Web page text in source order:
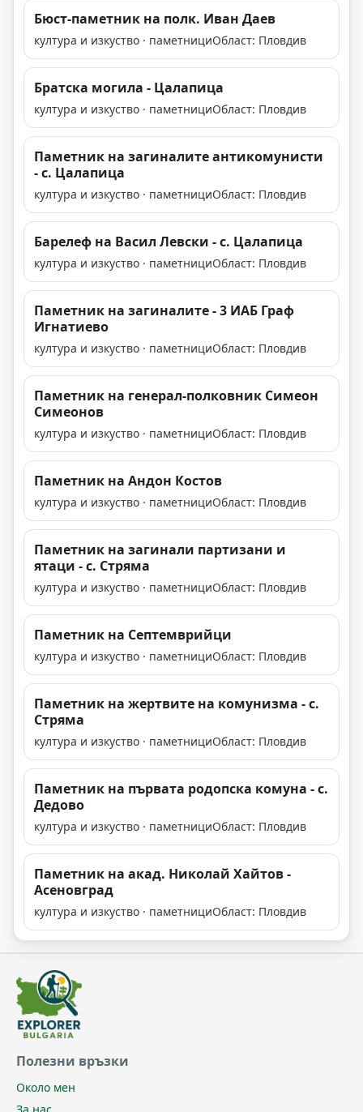
Бюст-паметник на полк. Иван Даев
култура и изкуство · паметнициОбласт: Пловдив
Братска могила - Цалапица
култура и изкуство · паметнициОбласт: Пловдив
Паметник на загиналите антикомунисти
- с. Цалапица
култура и изкуство · паметнициОбласт: Пловдив
Барелеф на Васил Левски - с. Цалапица
култура и изкуство · паметнициОбласт: Пловдив
Паметник на загиналите - 3 ИАБ Граф
Игнатиево
култура и изкуство · паметнициОбласт: Пловдив
Паметник на генерал-полковник Симеон
Симеонов
култура и изкуство · паметнициОбласт: Пловдив
Паметник на Андон Костов
култура и изкуство · паметнициОбласт: Пловдив
Паметник на загинали партизани и
ятаци - с. Стряма
култура и изкуство · паметнициОбласт: Пловдив
Паметник на Септемврийци
култура и изкуство · паметнициОбласт: Пловдив
Паметник на жертвите на комунизма - с.
Стряма
култура и изкуство · паметнициОбласт: Пловдив
Паметник на първата родопска комуна - с.
Дедово
култура и изкуство · паметнициОбласт: Пловдив
Паметник на акад. Николай Хайтов -
Асеновград
култура и изкуство · паметнициОбласт: Пловдив
Полезни връзки
Около мен